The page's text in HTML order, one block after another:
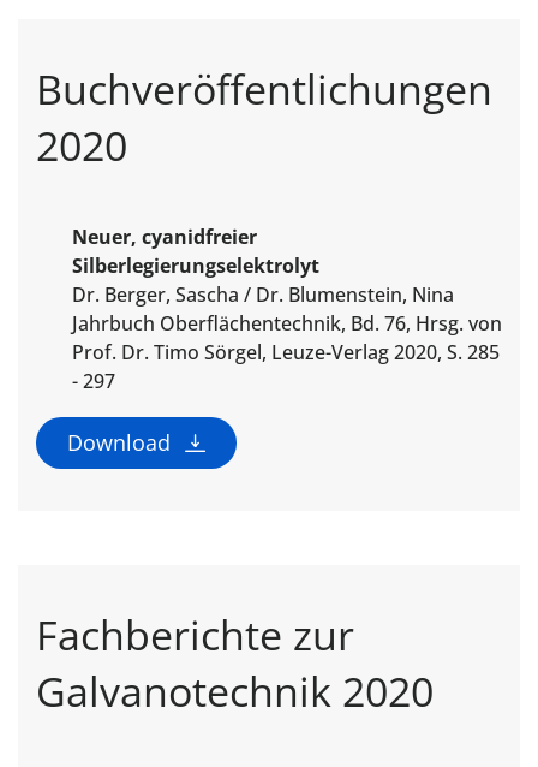
Buchveröffentlichungen
2020
Neuer, cyanidfreier
Silberlegierungselektrolyt
Dr. Berger, Sascha / Dr. Blumenstein, Nina
Jahrbuch Oberflächentechnik, Bd. 76, Hrsg. von
Prof. Dr. Timo Sörgel, Leuze-Verlag 2020, S. 285
- 297
Download
Fachberichte zur
Galvanotechnik 2020